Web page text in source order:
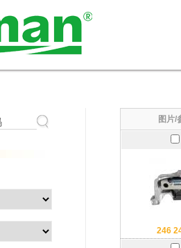
图片/
246